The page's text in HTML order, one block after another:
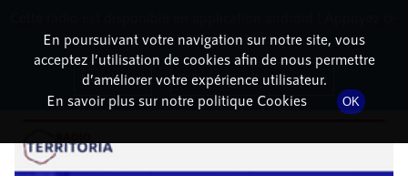
DÉTAILS DE L'ÉPISODE
19 mai 2022 à 9h02, durée : 50 minutes
En poursuivant votre navigation sur notre site, vous
acceptez l’utilisation de cookies afin de nous permettre
d’améliorer votre expérience utilisateur.
En savoir plus sur notre politique Cookies
OK
dessous pour l'installer.
Non merci Télécharger l'application